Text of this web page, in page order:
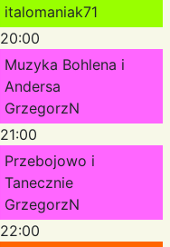
italomaniak71
20:00
Muzyka Bohlena i
Andersa
GrzegorzN
21:00
Przebojowo i
Tanecznie
GrzegorzN
22:00